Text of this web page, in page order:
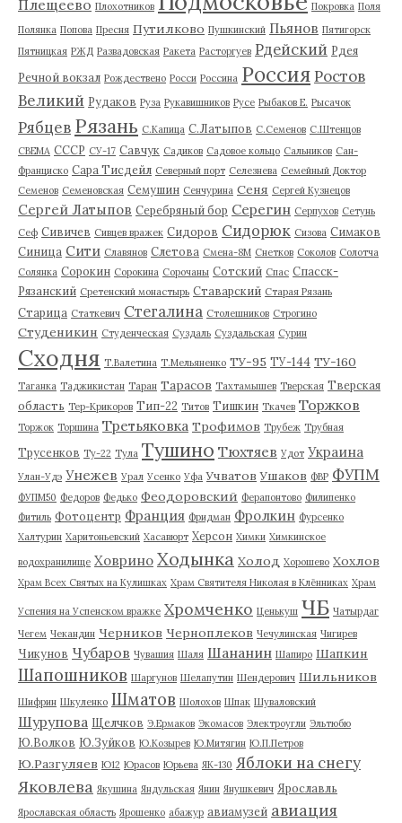
Плещеево Плохотников Покровка Поля
Полянка Попова Пресня Путилково Пушкинский Пьянов Пятигорск
Пятницкая РЖД Развадовская Ракета Расторгуев Рдейский Рдея
Речной вокзал Рождествено Росси Россина Россия Ростов
Великий Рудаков Руза Рукавишников Русе Рыбаков Е. Рысачок
Рябцев Рязань С.Капица С.Латыпов С.Семенов С.Штенцов
СВЕМА СССР СУ-17 Савчук Садиков Садовое кольцо Сальников Сан-
Франциско Сара Тисдейл Северный порт Селезнева Семейный Доктор
Семенов Семеновская Семушин Сенчурина Сеня Сергей Кузнецов
Сергей Латыпов Серебряный бор Серегин Серпухов Сетунь
Сеф Сивичев Сивцев вражек Сидоров Сидорюк Сизова Симаков
Синица Сити Славянов Слетова Смена-8М Снетков Соколов Солотча
Солянка Сорокин Сорокина Сорочаны Сотский Спас Спасск-
Рязанский Сретенский монастырь Ставарский Старая Рязань
Старица Статкевич Стегалина Столешников Строгино
Студеникин Студенческая Суздаль Суздальская Сурин
Сходня Т.Валетина Т.Мельяненко ТУ-95 ТУ-144 ТУ-160
Таганка Таджикистан Таран Тарасов Тахтамышев Тверская Тверская
область Тер-Крикоров Тип-22 Титов Тишкин Ткачев Торжков
Торжок Торшина Третьяковка Трофимов Трубеж Трубная
Трусенков Ту-22 Тула Тушино Тюхтяев Удот Украина
Улан-Удэ Унежев Урал Усенко Уфа Учватов Ушаков ФВР ФУПМ
ФУПМ50 Федоров Федько Феодоровский Ферапонтово Филипенко
Фитиль Фотоцентр Франция Фридман Фролкин Фурсенко
Халтурин Харитоньевский Хасавюрт Херсон Химки Химкинское
водохранилище Ховрино Ходынка Холод Хорошево Хохлов
Храм Всех Святых на Кулишках Храм Святителя Николая в Клённиках Храм
Успения на Успенском вражке Хромченко Ценькуш ЧБ Чатырдаг
Чегем Чекандин Черников Черноплеков Чечулинская Чигирев
Чикунов Чубаров Чувашия Шаля Шананин Шапиро Шапкин
Шапошников Шаргунов Шелапутин Шендерович Шильников
Шифрин Шкуленко Шматов Шолохов Шпак Шуваловский
Шурупова Щелчков Э.Ермаков Экомасов Электроугли Эльтюбю
Ю.Волков Ю.Зуйков Ю.Козырев Ю.Митягин Ю.П.Петров
Ю.Разгуляев Ю12 Юрасов Юрьева ЯК-130 Яблоки на снегу
Яковлева Якушина Яндульская Янин Янушкевич Ярославль
Ярославская область Ярошенко абажур авиамузей авиация